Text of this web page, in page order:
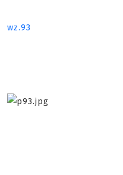
wz.93